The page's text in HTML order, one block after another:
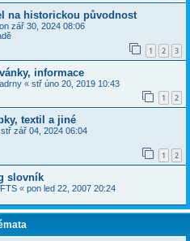
na historickou původnost
zář 30, 2024 08:06
1 2 3
informace
« stř úno 20, 2019 10:43
1 2
textil a jiné
stř zář 04, 2024 06:04
1 2
slovník
« pon led 22, 2007 20:24